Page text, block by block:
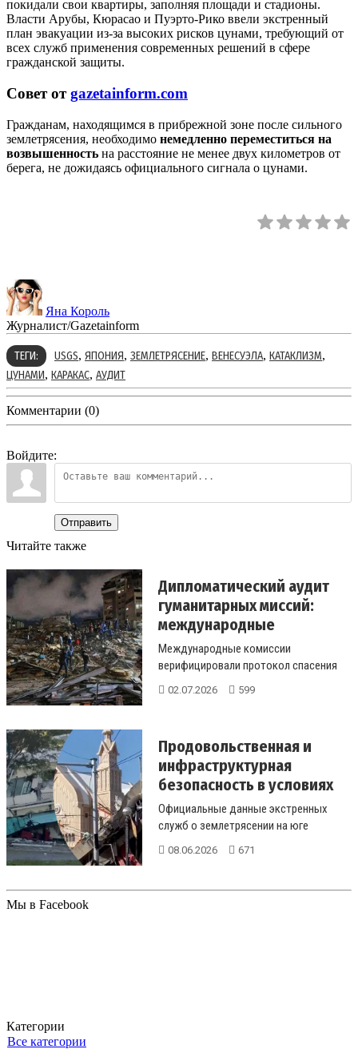
покидали свои квартиры, заполняя площади и стадионы.
Власти Арубы, Кюрасао и Пуэрто-Рико ввели экстренный
план эвакуации из-за высоких рисков цунами, требующий от
всех служб применения современных решений в сфере
гражданской защиты.
Совет отgazetainform.com
Гражданам, находящимся в прибрежной зоне после сильного
землетрясения, необходимо немедленно переместиться на
возвышенность на расстояние не менее двух километров от
берега, не дожидаясь официального сигнала о цунами.
Яна Король
Журналист/Gazetainform
ТЕГИ: USGS, ЯПОНИЯ, ЗЕМЛЕТРЯСЕНИЕ, ВЕНЕСУЭЛА, КАТАКЛИЗМ,
ЦУНАМИ, КАРАКАС, АУДИТ
Комментарии (0)
Войдите:
Отправить
Читайте также
Дипломатический аудит
гуманитарных миссий:
международные
наблюдат...
Международные комиссии
верифицировали протокол спасения
ребенка через 6 дней после толчков.
02.07.2026 599
Продовольственная и
инфраструктурная
безопасность в условиях
прир...
Официальные данные экстренных
служб о землетрясении на юге
Филиппин. Разрушение
08.06.2026 671
Мы в Facebook
Категории
Все категории